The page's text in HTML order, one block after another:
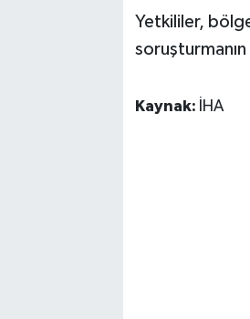
Yetkililer,
Kaynak: İHA